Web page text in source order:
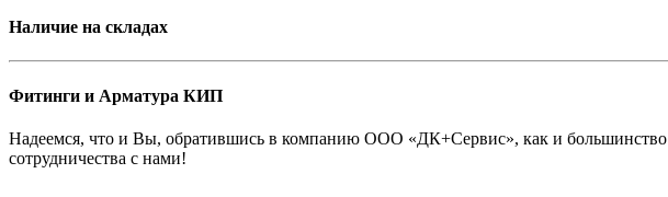
Наличие на складах
Фитинги и Арматура КИП
Надеемся, что и Вы, обратившись в компанию ООО «ДК+Сервис», как и большинство
сотрудничества с нами!